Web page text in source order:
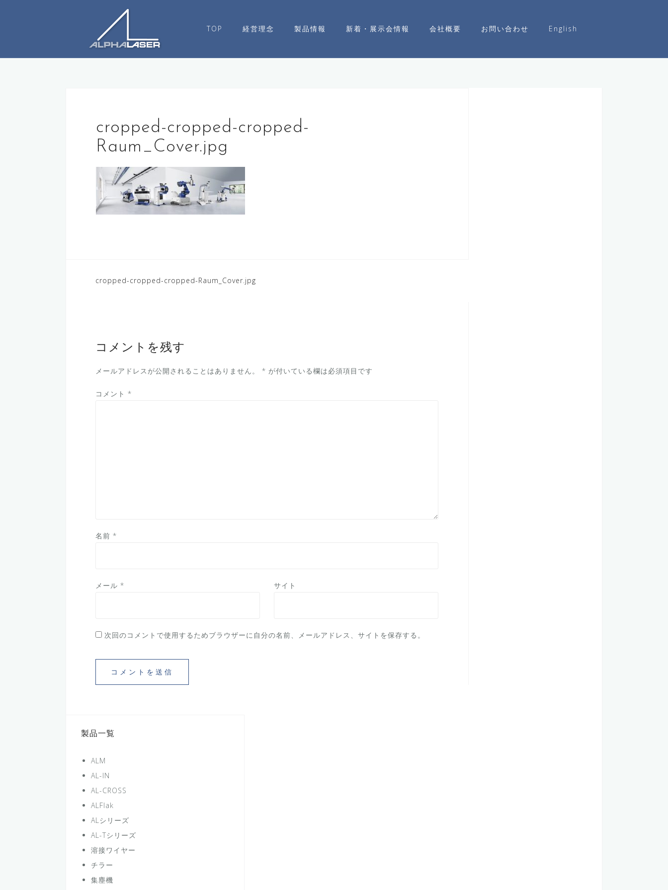
ツ
TOP 経営理念 製品情報 新着・展示会情報 会社概要 お問い合わせ English
cropped-cropped-cropped-
Raum_Cover.jpg
投
ゲ
ョ
cropped-cropped-cropped-Raum_Cover.jpg
コメントを残す
メールアドレスが公開されることはありません。 * が付いている欄は必須項目です
コメント *
名前 *
メール * サイト
次回のコメントで使用するためブラウザーに自分の名前、メールアドレス、サイトを保存する。
製品一覧
ALM
AL-IN
AL-CROSS
ALFlak
ALシリーズ
AL-Tシリーズ
溶接ワイヤー
チラー
集塵機